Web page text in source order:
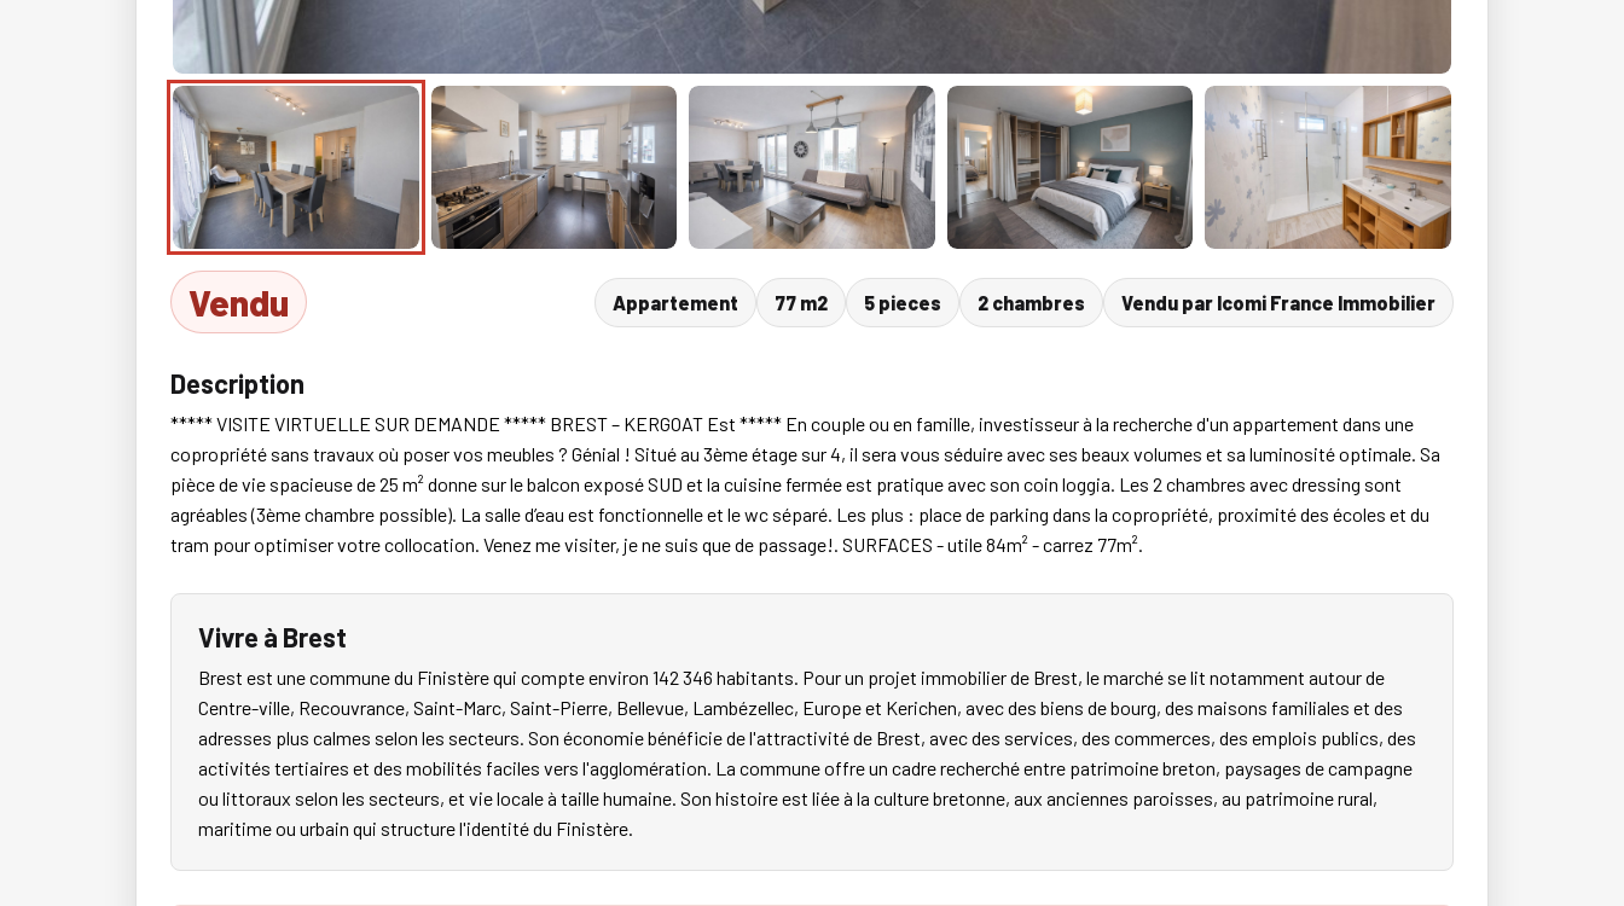
Vendu Appartement 77 m2 5 pieces 2 chambres Vendu par Icomi France Immobilier
Description
***** VISITE VIRTUELLE SUR DEMANDE ***** BREST – KERGOAT Est ***** En couple ou en famille, investisseur à la recherche d'un appartement dans une
copropriété sans travaux où poser vos meubles ? Génial ! Situé au 3ème étage sur 4, il sera vous séduire avec ses beaux volumes et sa luminosité optimale. Sa
pièce de vie spacieuse de 25 m² donne sur le balcon exposé SUD et la cuisine fermée est pratique avec son coin loggia. Les 2 chambres avec dressing sont
agréables (3ème chambre possible). La salle d’eau est fonctionnelle et le wc séparé. Les plus : place de parking dans la copropriété, proximité des écoles et du
tram pour optimiser votre collocation. Venez me visiter, je ne suis que de passage!. SURFACES - utile 84m² - carrez 77m².
Vivre à Brest
Brest est une commune du Finistère qui compte environ 142 346 habitants. Pour un projet immobilier de Brest, le marché se lit notamment autour de
Centre-ville, Recouvrance, Saint-Marc, Saint-Pierre, Bellevue, Lambézellec, Europe et Kerichen, avec des biens de bourg, des maisons familiales et des
adresses plus calmes selon les secteurs. Son économie bénéficie de l'attractivité de Brest, avec des services, des commerces, des emplois publics, des
activités tertiaires et des mobilités faciles vers l'agglomération. La commune offre un cadre recherché entre patrimoine breton, paysages de campagne
ou littoraux selon les secteurs, et vie locale à taille humaine. Son histoire est liée à la culture bretonne, aux anciennes paroisses, au patrimoine rural,
maritime ou urbain qui structure l'identité du Finistère.